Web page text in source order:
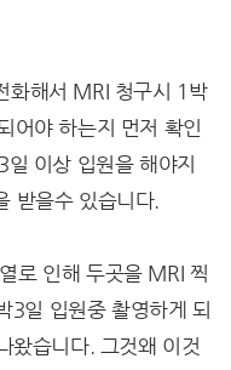
화해서 MRI 청구시 1박
어야 하는지 먼저 확인
이상 입원을 해야지
받을수 있습니다.
로 인해 두곳을 MRI 찍
3일 입원중 촬영하게 되
왔습니다. 그것왜 이것